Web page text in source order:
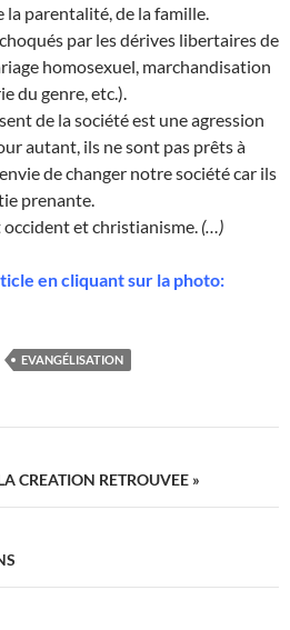
la parentalité, de la famille.
par les dérives libertaires de
homosexuel, marchandisation
du genre, etc.).
de la société est une agression
autant, ils ne sont pas prêts à
envie de changer notre société car ils
prenante.
et christianisme. (…)
en cliquant sur la photo:
EVANGÉLISATION
CREATION RETROUVEE »